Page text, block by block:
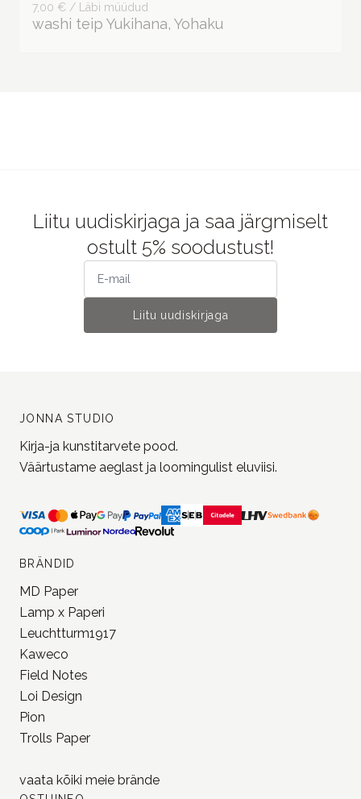
7,00 € / Läbi müüdud
washi teip Yukihana, Yohaku
Liitu uudiskirjaga ja saa järgmiselt
ostult 5% soodustust!
Liitu uudiskirjaga
JONNA STUDIO
Kirja-ja kunstitarvete pood.
Väärtustame aeglast ja loomingulist eluviisi.
BRÄNDID
MD Paper
Lamp x Paperi
Leuchtturm1917
Kaweco
Field Notes
Loi Design
Pion
Trolls Paper
vaata kõiki meie brände